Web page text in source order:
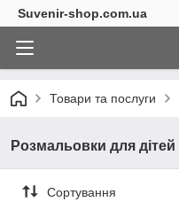
Suvenir-shop.com.ua
Товари та послуги
Розмальовки для дітей
Сортування